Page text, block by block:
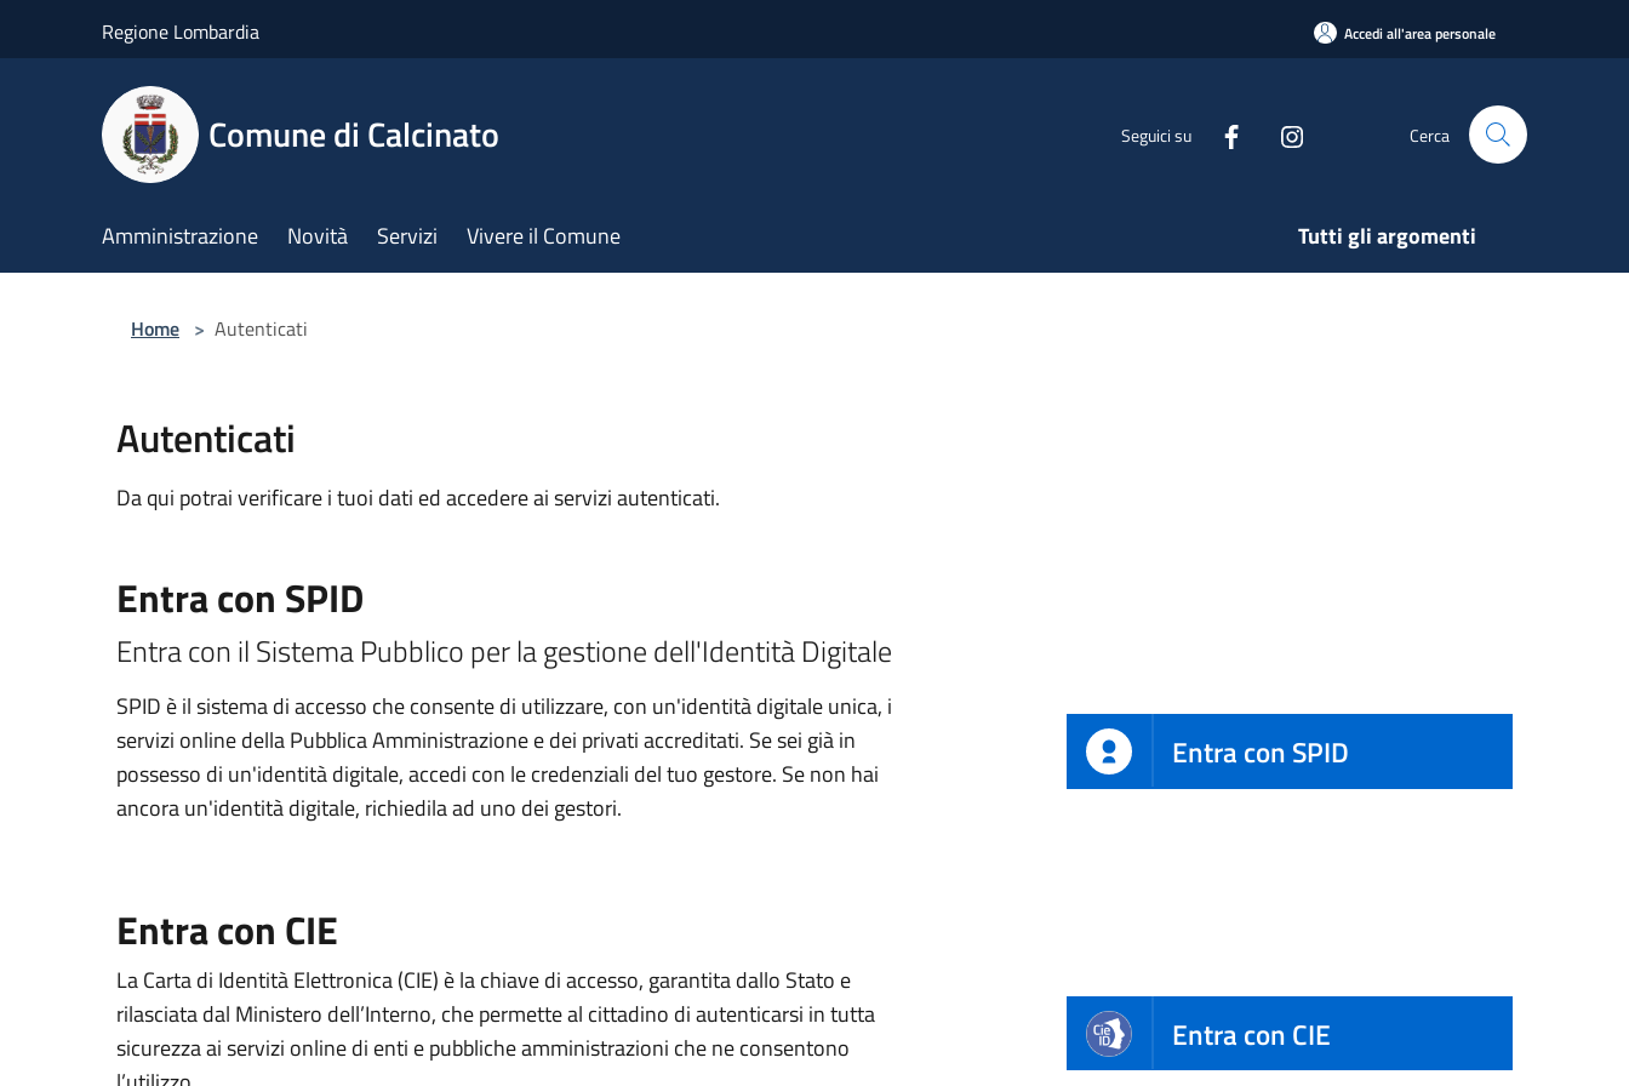
Regione Lombardia Accedi all'area personale
Comune di Calcinato Seguici su Cerca
Amministrazione Novità Servizi Vivere il Comune Tutti gli argomenti
Home > Autenticati
Autenticati
Da qui potrai verificare i tuoi dati ed accedere ai servizi autenticati.
Entra con SPID
Entra con il Sistema Pubblico per la gestione dell'Identità Digitale
SPID è il sistema di accesso che consente di utilizzare, con un'identità digitale unica, i
servizi online della Pubblica Amministrazione e dei privati accreditati. Se sei già in
possesso di un'identità digitale, accedi con le credenziali del tuo gestore. Se non hai
ancora un'identità digitale, richiedila ad uno dei gestori.
Entra con SPID
Entra con CIE
La Carta di Identità Elettronica (CIE) è la chiave di accesso, garantita dallo Stato e
rilasciata dal Ministero dell’Interno, che permette al cittadino di autenticarsi in tutta
sicurezza ai servizi online di enti e pubbliche amministrazioni che ne consentono
Entra con CIE